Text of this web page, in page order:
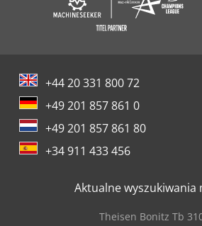
+44 20 331 800 72
+49 201 857 861 0
+49 201 857 861 80
+34 911 433 456
Aktualne wyszukiwania
Theisen Bonitz Tb